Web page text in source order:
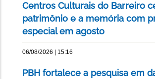
Centros Culturais do Barreiro
patrimônio e a memória com
especial em agosto
06/08/2026 | 15:16
PBH fortalece a pesquisa em